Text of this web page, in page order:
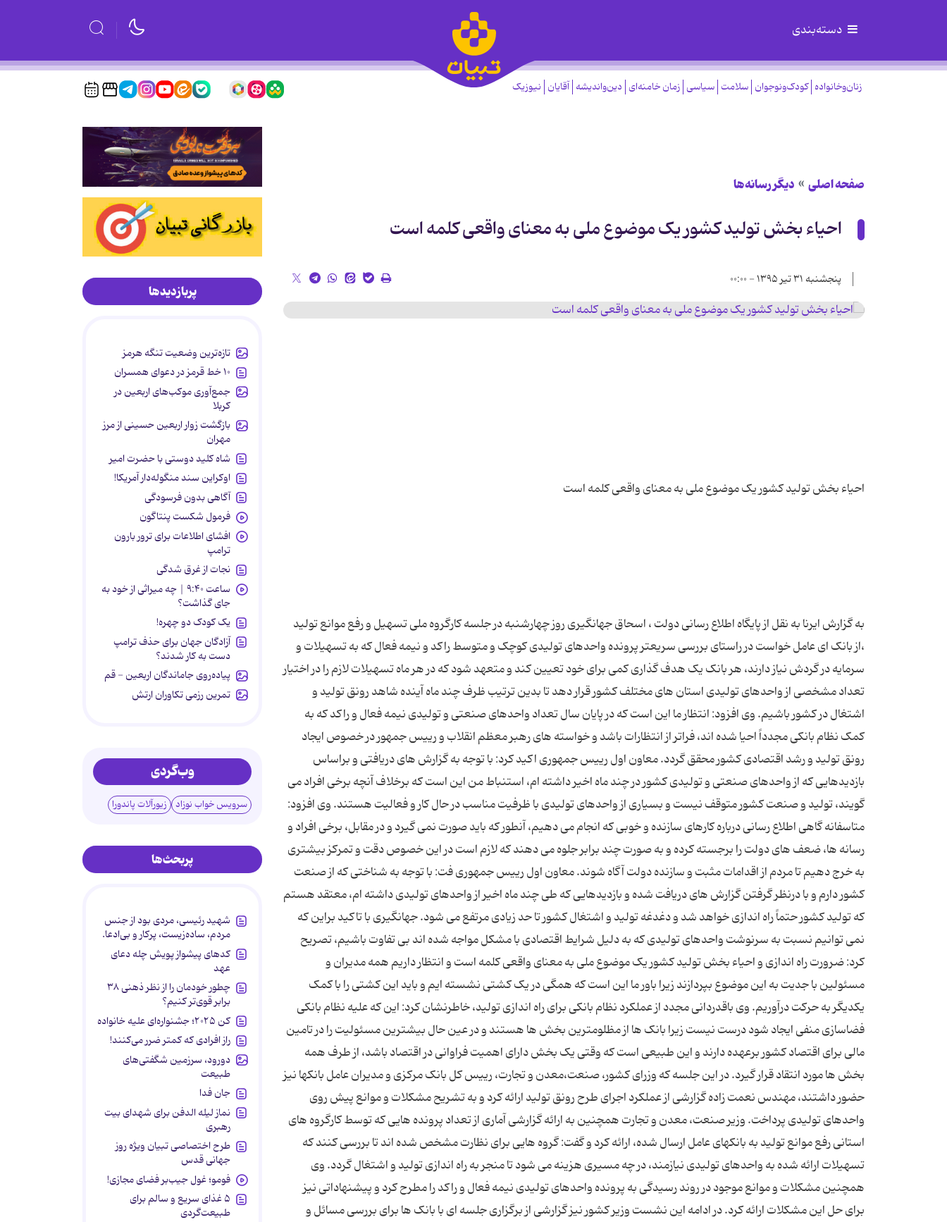
دسته‌بندی
زنان‌وخانواده کودک‌ونوجوان سلامت سیاسی زمان خامنه‌ای دین‌واندیشه آقایان نیوزیک
صفحه اصلی دیگر رسانه‌ها
احیاء بخش تولید کشور یک موضوع ملی به معنای واقعی کلمه است
پنجشنبه ۳۱ تیر ۱۳۹۵ - ۰۰:۰۰
به گزارش ایرنا به نقل از پایگاه اطلاع رسانی دولت ، اسحاق جهانگیری روز چهارشنبه در جلسه کارگروه ملی تسهیل و رفع موانع تولید
،از بانک ای عامل خواست در راستای بررسی سریعتر پرونده واحدهای تولیدی کوچک و متوسط راکد و نیمه فعال که به تسهیلات و
سرمایه در گردش نیاز دارند، هر بانک یک هدف گذاری کمی برای خود تعیین کند و متعهد شود که در هر ماه تسهیلات لازم را در اختیار
تعداد مشخصی از واحدهای تولیدی استان های مختلف کشور قرار دهد تا بدین ترتیب ظرف چند ماه آینده شاهد رونق تولید و
اشتغال در کشور باشیم. وی افزود: انتظار ما این است که در پایان سال تعداد واحدهای صنعتی و تولیدی نیمه فعال و راکد که به
کمک نظام بانکی مجدداً احیا شده اند، فراتر از انتظارات باشد و خواسته های رهبر معظم انقلاب و رییس جمهور در خصوص ایجاد
رونق تولید و رشد اقتصادی کشور محقق گردد. معاون اول رییس جمهوری اکید کرد: با توجه به گزارش های دریافتی و براساس
بازدیدهایی که از واحدهای صنعتی و تولیدی کشور در چند ماه اخیر داشته ام، استنباط من این است که برخلاف آنچه برخی افراد می
گویند، تولید و صنعت کشور متوقف نیست و بسیاری از واحدهای تولیدی با ظرفیت مناسب در حال کار و فعالیت هستند. وی افزود:
متاسفانه گاهی اطلاع رسانی درباره کارهای سازنده و خوبی که انجام می دهیم، آنطور که باید صورت نمی گیرد و در مقابل، برخی افراد و
رسانه ها، ضعف های دولت را برجسته کرده و به صورت چند برابر جلوه می دهند که لازم است در این خصوص دقت و تمرکز بیشتری
به خرج دهیم تا مردم از اقدامات مثبت و سازنده دولت آگاه شوند. معاون اول رییس جمهوری فت: با توجه به شناختی که از صنعت
کشور دارم و با درنظر گرفتن گزارش های دریافت شده و بازدیدهایی که طی چند ماه اخیر از واحدهای تولیدی داشته ام، معتقد هستم
که تولید کشور حتماً راه اندازی خواهد شد و دغدغه تولید و اشتغال کشور تا حد زیادی مرتفع می شود. جهانگیری با تاکید براین که
نمی توانیم نسبت به سرنوشت واحدهای تولیدی که به دلیل شرایط اقتصادی با مشکل مواجه شده اند بی تفاوت باشیم، تصریح
کرد: ضرورت راه اندازی و احیاء بخش تولید کشور یک موضوع ملی به معنای واقعی کلمه است و انتظار داریم همه مدیران و
مسئولین با جدیت به این موضوع بپردازند زیرا باور ما این است که همگی در یک کشتی نشسته ایم و باید این کشتی را با کمک
یکدیگر به حرکت درآوریم. وی باقدردانی مجدد از عملکرد نظام بانکی برای راه اندازی تولید، خاطرنشان کرد: این که علیه نظام بانکی
فضاسازی منفی ایجاد شود درست نیست زیرا بانک ها از مظلومترین بخش ها هستند و در عین حال بیشترین مسئولیت را در تامین
مالی برای اقتصاد کشور برعهده دارند و این طبیعی است که وقتی یک بخش دارای اهمیت فراوانی در اقتصاد باشد، از طرف همه
بخش ها مورد انتقاد قرار گیرد. در این جلسه که وزرای کشور، صنعت،معدن و تجارت، رییس کل بانک مرکزی و مدیران عامل بانکها نیز
حضور داشتند، مهندس نعمت زاده گزارشی از عملکرد اجرای طرح رونق تولید ارائه کرد و به تشریح مشکلات و موانع پیش روی
واحدهای تولیدی پرداخت. وزیر صنعت، معدن و تجارت همچنین به ارائه گزارشی آماری از تعداد پرونده هایی که توسط کارگروه های
استانی رفع موانع تولید به بانکهای عامل ارسال شده، ارائه کرد و گفت: گروه هایی برای نظارت مشخص شده اند تا بررسی کنند که
تسهیلات ارائه شده به واحدهای تولیدی نیازمند، در چه مسیری هزینه می شود تا منجر به راه اندازی تولید و اشتغال گردد. وی
همچنین مشکلات و موانع موجود در روند رسیدگی به پرونده واحدهای تولیدی نیمه فعال و راکد را مطرح کرد و پیشنهاداتی نیز
برای حل این مشکلات ارائه کرد. در ادامه این نشست وزیر کشور نیز گزارشی از برگزاری جلسه ای با بانک ها برای بررسی مسائل و
پربازدیدها
تازه‌ترین وضعیت تنگه هرمز
۱۰ خط قرمز در دعوای همسران
جمع‌آوری موکب‌های اربعین در
کربلا
بازگشت زوار اربعین حسینی از مرز
مهران
شاه کلید دوستی با حضرت امیر
اوکراین سند منگوله‌دار آمریکا!
آگاهی بدون فرسودگی
فرمول شکست پنتاگون
افشای اطلاعات برای ترور بارون
ترامپ
نجات از غرق شدگی
ساعت ۹:۴۰ | چه میراثی از خود به
جای گذاشت؟
یک کودک دو چهره!
آزادگان جهان برای حذف ترامپ
دست به کار شدند؟
پیاده‌روی جاماندگان اربعین - قم
تمرین رزمی تکاوران ارتش
وب‌گردی
سرویس خواب نوزاد زیورآلات پاندورا
پربحث‌ها
شهید رئیسی، مردی بود از جنس
مردم، ساده‌زیست، پرکار و بی‌ادعا.
کدهای پیشواز پویش چله دعای
عهد
چطور خودمان را از نظر ذهنی ۳۸
برابر قوی‌تر کنیم؟
کن ۲۰۲۵؛ جشنواره‌ای علیه خانواده
راز افرادی که کمتر ضرر می‌کنند!
دورود، سرزمین شگفتی‌های
طبیعت
جان فدا
نماز لیله الدفن برای شهدای بیت
رهبری
طرح اختصاصی تبیان ویژه روز
جهانی قدس
فومو؛ غول جیب‌بر فضای مجازی!
۵ غذای سریع و سالم برای
طبیعت‌گردی